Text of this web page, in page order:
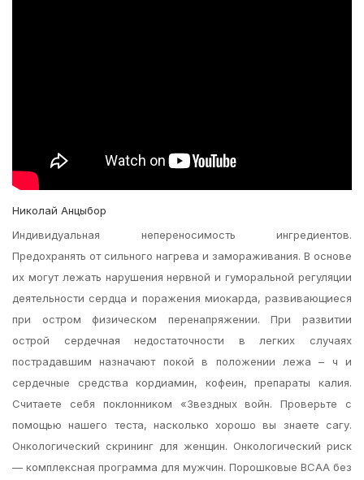
Николай Анцыбор
Индивидуальная непереносимость ингредиентов.
Предохранять от сильного нагрева и замораживания. В основе
их могут лежать нарушения нервной и гуморальной регуляции
деятельности сердца и поражения миокарда, развивающиеся
при остром физическом перенапряжении. При развитии
острой сердечная недостаточности в легких случаях
пострадавшим назначают покой в положении лежа – ч и
сердечные средства кордиамин, кофеин, препараты калия.
Считаете себя поклонником «Звездных войн. Проверьте с
помощью нашего теста, насколько хорошо вы знаете сагу.
Онкологический скрининг для женщин. Онкологический риск
— комплексная программа для мужчин. Порошковые BCAA без